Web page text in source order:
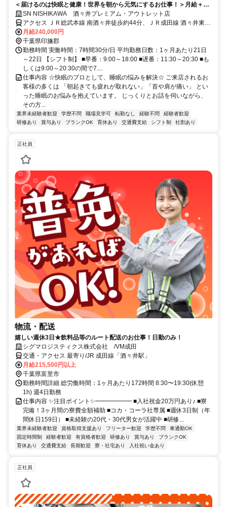
＜届けるのは快眠と健康！世界を朝から元気にするお仕事！＞月給＋イ
ンセンも◎ネトフリ無料などユニークな福利厚生も♪
SN NISHIKAWA 酒々井プレミアム・アウトレット店
アクセス ＪＲ総武本線 南酒々井徒歩約44分、ＪＲ成田線 酒々井東口
徒歩約45分、京成本線 京成酒々井東口徒歩約56分
月給240,000円
千葉県印旛郡
勤務時間 実働時間：7時間30分/日 平均勤務日数：1ヶ月あたり21日
～22日 【シフト制】 ■早番：9:00～18:00 ■遅番：11:30～20:30 ■も
しくは9:00～20:30の間で7....
仕事内容 ☆快眠のプロとして、睡眠の悩みを解決☆ ご来店されるお
客様の多くは 「朝起きても疲れが取れない」「首や肩が痛い」 とい
った睡眠のお悩みを抱えています。 じっくりとお話を伺いながら、
その方...
業界未経験者歓迎 学歴不問 職場見学可 転勤なし 経験不問
経験者歓迎
研修あり
賞与あり ブランクOK 育休あり 交通費支給 シフト制 社割あり
正社員
物流・配送
嬉しい週休3日★飲料品等のルート配送のお仕事！日勤のみ！
シグマロジスティクス株式会社 /VM成田
交通・アクセス 最寄り/JR 成田線「酒々井駅」
月給215,500円以上
千葉県富里市
勤務時間詳細 総労働時間：1ヶ月あたり172時間 8:30〜19:30(休憩
1h) 週4日勤務
仕事内容 ✨注目ポイント✨━━━━━━ ■入社祝金20万円あり♪ ■寮
完備！3ヶ月間の寮費全額補助 ■コカ・コーラ社専属 ■週休3日制（年
間休日159日） ■未経験の20代・30代男女が活躍中 ■研修...
業界未経験者歓迎 資格取得支援あり フリーター歓迎 学歴不問
車通勤OK
固定時間制
経験者歓迎 有資格者歓迎 研修あり 賞与あり
ブランクOK
育休あり
交通費支給 長期歓迎 寮・社宅あり 入社祝い金あり
正社員